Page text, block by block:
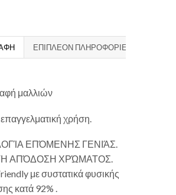
ΕΠΙΠΛΈΟΝ ΠΛΗΡΟΦΟΡΊΕΣ
μαλλιών
χρήση.
ΕΠΌΜΕΝΗΣ ΓΕΝΙΆΣ.
ΑΠΌΔΟΣΗ ΧΡΏΜΑΤΟΣ.
με συστατικά φυσικής
κατά 92% .